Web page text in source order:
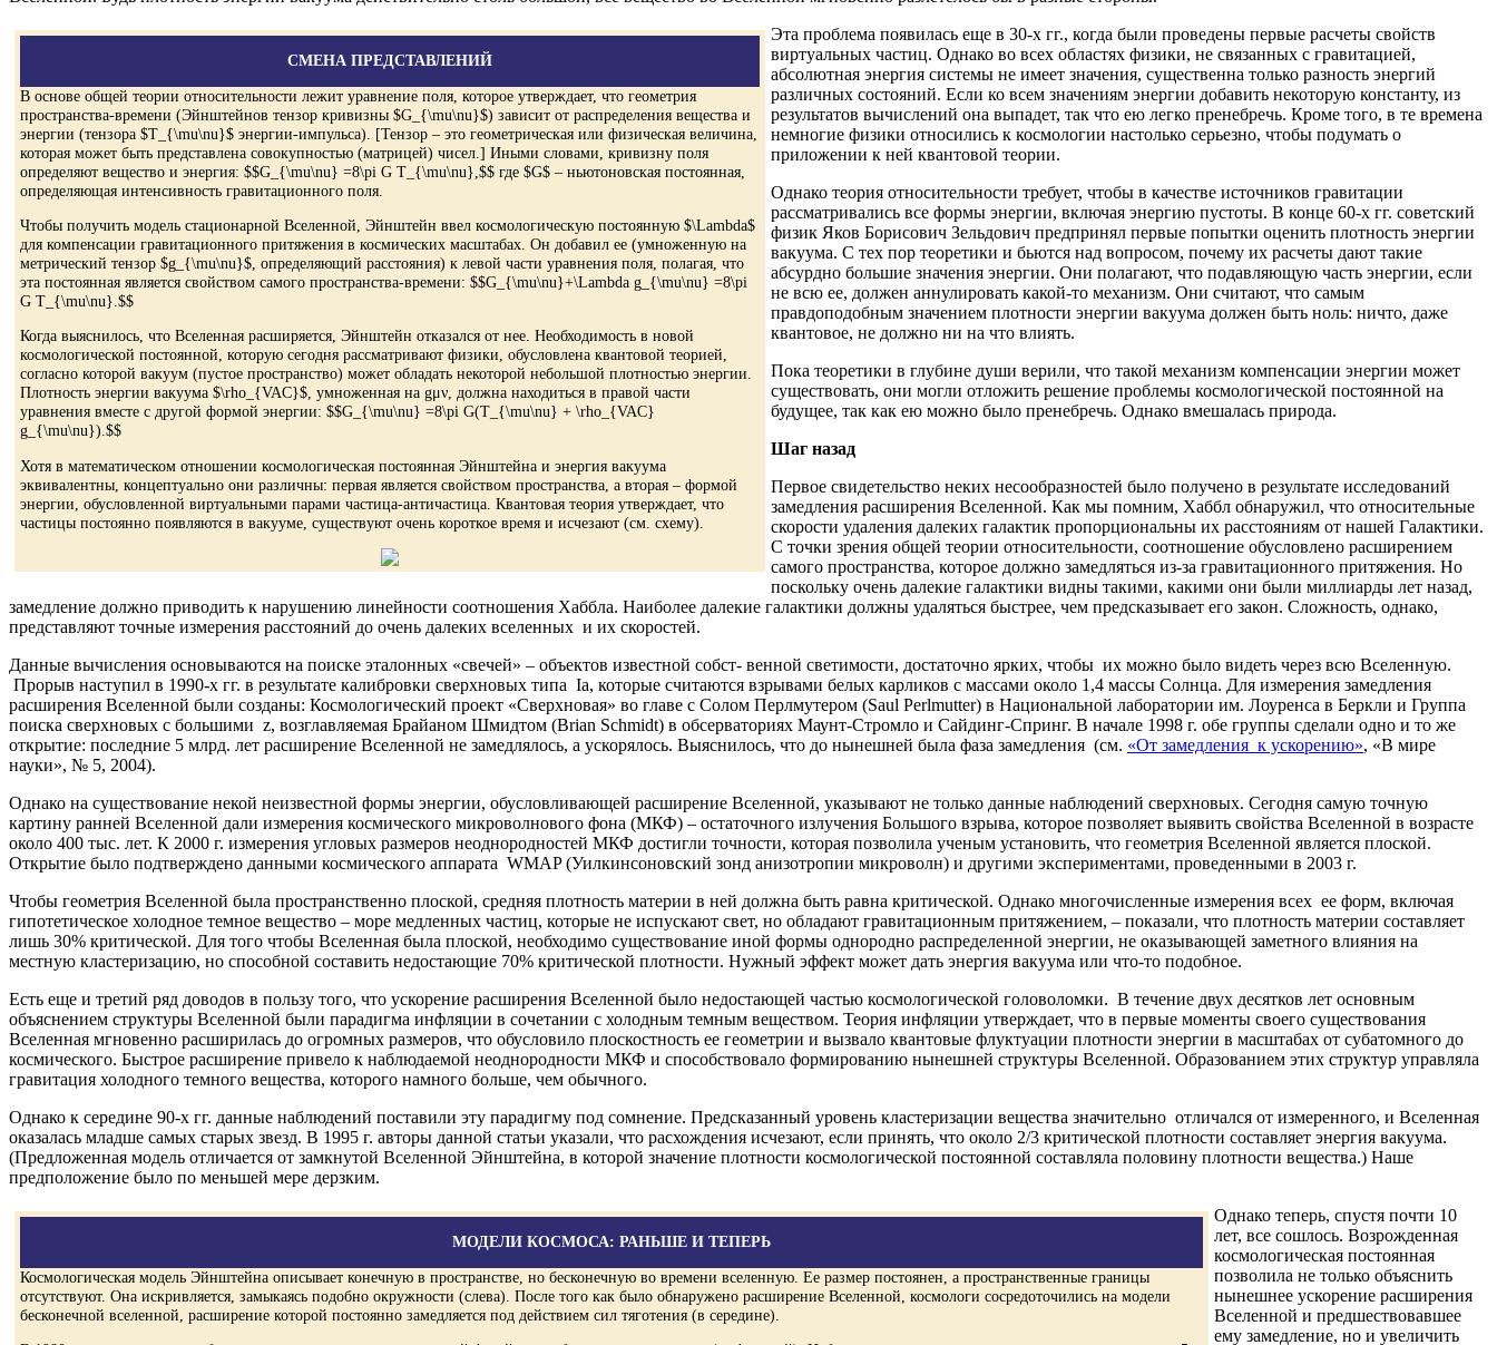
СМЕНА ПРЕДСТАВЛЕНИЙ
В основе общей теории относительности лежит уравнение поля, которое утверждает, что геометрия
пространства-времени (Эйнштейнов тензор кривизны $G_{\mu\nu}$) зависит от распределения вещества и
энергии (тензора $T_{\mu\nu}$ энергии-импульса). [Тензор – это геометрическая или физическая величина,
которая может быть представлена совокупностью (матрицей) чисел.] Иными словами, кривизну поля
определяют вещество и энергия: $$G_{\mu\nu} =8\pi G T_{\mu\nu},$$ где $G$ – ньютоновская постоянная,
определяющая интенсивность гравитационного поля.
Чтобы получить модель стационарной Вселенной, Эйнштейн ввел космологическую постоянную $\Lambda$
для компенсации гравитационного притяжения в космических масштабах. Он добавил ее (умноженную на
метрический тензор $g_{\mu\nu}$, определяющий расстояния) к левой части уравнения поля, полагая, что
эта постоянная является свойством самого пространства-времени: $$G_{\mu\nu}+\Lambda g_{\mu\nu} =8\pi
G T_{\mu\nu}.$$
Когда выяснилось, что Вселенная расширяется, Эйнштейн отказался от нее. Необходимость в новой
космологической постоянной, которую сегодня рассматривают физики, обусловлена квантовой теорией,
согласно которой вакуум (пустое пространство) может обладать некоторой небольшой плотностью энергии.
Плотность энергии вакуума $\rho_{VAC}$, умноженная на gμν, должна находиться в правой части
уравнения вместе с другой формой энергии: $$G_{\mu\nu} =8\pi G(T_{\mu\nu} + \rho_{VAC}
g_{\mu\nu}).$$
Хотя в математическом отношении космологическая постоянная Эйнштейна и энергия вакуума
эквивалентны, концептуально они различны: первая является свойством пространства, а вторая – формой
энергии, обусловленной виртуальными парами частица-античастица. Квантовая теория утверждает, что
частицы постоянно появляются в вакууме, существуют очень короткое время и исчезают (см. схему).
Эта проблема появилась еще в 30-х гг., когда были проведены первые расчеты свойств
виртуальных частиц. Однако во всех областях физики, не связанных с гравитацией,
абсолютная энергия системы не имеет значения, существенна только разность энергий
различных состояний. Если ко всем значениям энергии добавить некоторую константу, из
результатов вычислений она выпадет, так что ею легко пренебречь. Кроме того, в те времена
немногие физики относились к космологии настолько серьезно, чтобы подумать о
приложении к ней квантовой теории.
Однако теория относительности требует, чтобы в качестве источников гравитации
рассматривались все формы энергии, включая энергию пустоты. В конце 60-х гг. советский
физик Яков Борисович Зельдович предпринял первые попытки оценить плотность энергии
вакуума. С тех пор теоретики и бьются над вопросом, почему их расчеты дают такие
абсурдно большие значения энергии. Они полагают, что подавляющую часть энергии, если
не всю ее, должен аннулировать какой-то механизм. Они считают, что самым
правдоподобным значением плотности энергии вакуума должен быть ноль: ничто, даже
квантовое, не должно ни на что влиять.
Пока теоретики в глубине души верили, что такой механизм компенсации энергии может
существовать, они могли отложить решение проблемы космологической постоянной на
будущее, так как ею можно было пренебречь. Однако вмешалась природа.
Шаг назад
Первое свидетельство неких несообразностей было получено в результате исследований
замедления расширения Вселенной. Как мы помним, Хаббл обнаружил, что относительные
скорости удаления далеких галактик пропорциональны их расстояниям от нашей Галактики.
С точки зрения общей теории относительности, соотношение обусловлено расширением
самого пространства, которое должно замедляться из-за гравитационного притяжения. Но
поскольку очень далекие галактики видны такими, какими они были миллиарды лет назад,
замедление должно приводить к нарушению линейности соотношения Хаббла. Наиболее далекие галактики должны удаляться быстрее, чем предсказывает его закон. Сложность, однако,
представляют точные измерения расстояний до очень далеких вселенных и их скоростей.
Данные вычисления основываются на поиске эталонных «свечей» – объектов известной собст- венной светимости, достаточно ярких, чтобы их можно было видеть через всю Вселенную.
Прорыв наступил в 1990-х гг. в результате калибровки сверхновых типа Ia, которые считаются взрывами белых карликов с массами около 1,4 массы Солнца. Для измерения замедления
расширения Вселенной были созданы: Космологический проект «Сверхновая» во главе с Солом Перлмутером (Saul Perlmutter) в Национальной лаборатории им. Лоуренса в Беркли и Группа
поиска сверхновых с большими z, возглавляемая Брайаном Шмидтом (Brian Schmidt) в обсерваториях Маунт-Стромло и Сайдинг-Спринг. В начале 1998 г. обе группы сделали одно и то же
открытие: последние 5 млрд. лет расширение Вселенной не замедлялось, а ускорялось. Выяснилось, что до нынешней была фаза замедления (см. «От замедления к ускорению», «В мире
науки», № 5, 2004).
Однако на существование некой неизвестной формы энергии, обусловливающей расширение Вселенной, указывают не только данные наблюдений сверхновых. Сегодня самую точную
картину ранней Вселенной дали измерения космического микроволнового фона (МКФ) – остаточного излучения Большого взрыва, которое позволяет выявить свойства Вселенной в возрасте
около 400 тыс. лет. К 2000 г. измерения угловых размеров неоднородностей МКФ достигли точности, которая позволила ученым установить, что геометрия Вселенной является плоской.
Открытие было подтверждено данными космического аппарата WMAP (Уилкинсоновский зонд анизотропии микроволн) и другими экспериментами, проведенными в 2003 г.
Чтобы геометрия Вселенной была пространственно плоской, средняя плотность материи в ней должна быть равна критической. Однако многочисленные измерения всех ее форм, включая
гипотетическое холодное темное вещество – море медленных частиц, которые не испускают свет, но обладают гравитационным притяжением, – показали, что плотность материи составляет
лишь 30% критической. Для того чтобы Вселенная была плоской, необходимо существование иной формы однородно распределенной энергии, не оказывающей заметного влияния на
местную кластеризацию, но способной составить недостающие 70% критической плотности. Нужный эффект может дать энергия вакуума или что-то подобное.
Есть еще и третий ряд доводов в пользу того, что ускорение расширения Вселенной было недостающей частью космологической головоломки. В течение двух десятков лет основным
объяснением структуры Вселенной были парадигма инфляции в сочетании с холодным темным веществом. Теория инфляции утверждает, что в первые моменты своего существования
Вселенная мгновенно расширилась до огромных размеров, что обусловило плоскостность ее геометрии и вызвало квантовые флуктуации плотности энергии в масштабах от субатомного до
космического. Быстрое расширение привело к наблюдаемой неоднородности МКФ и способствовало формированию нынешней структуры Вселенной. Образованием этих структур управляла
гравитация холодного темного вещества, которого намного больше, чем обычного.
Однако к середине 90-х гг. данные наблюдений поставили эту парадигму под сомнение. Предсказанный уровень кластеризации вещества значительно отличался от измеренного, и Вселенная
оказалась младше самых старых звезд. В 1995 г. авторы данной статьи указали, что расхождения исчезают, если принять, что около 2/3 критической плотности составляет энергия вакуума.
(Предложенная модель отличается от замкнутой Вселенной Эйнштейна, в которой значение плотности космологической постоянной составляла половину плотности вещества.) Наше
предположение было по меньшей мере дерзким.
МОДЕЛИ КОСМОСА: РАНЬШЕ И ТЕПЕРЬ
Космологическая модель Эйнштейна описывает конечную в пространстве, но бесконечную во времени вселенную. Ее размер постоянен, а пространственные границы
отсутствуют. Она искривляется, замыкаясь подобно окружности (слева). После того как было обнаружено расширение Вселенной, космологи сосредоточились на модели
бесконечной вселенной, расширение которой постоянно замедляется под действием сил тяготения (в середине).
Однако теперь, спустя почти 10
лет, все сошлось. Возрожденная
космологическая постоянная
позволила не только объяснить
нынешнее ускорение расширения
Вселенной и предшествовавшее
ему замедление, но и увеличить